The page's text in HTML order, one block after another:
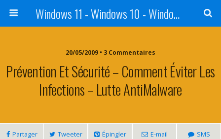
Windows 11 - Windows 10 - Windows 8 - Windows 7 - VISTA
20/05/2009 • 3 Commentaires
Prévention Et Sécurité – Comment Éviter Les
Infections – Lutte AntiMalware
Partager Tweeter Épingler E-mail SMS